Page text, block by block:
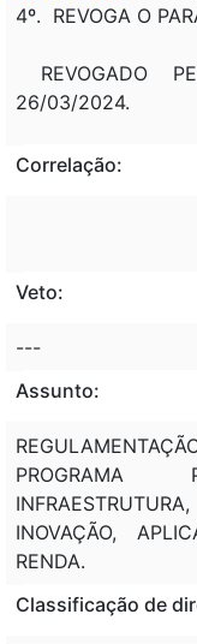
4º. REVOGA O
REVOGADO
26/03/2024.
Correlação:
Veto:
---
Assunto:
PROGRAMA
INOVAÇÃO,
RENDA.
Classificação de